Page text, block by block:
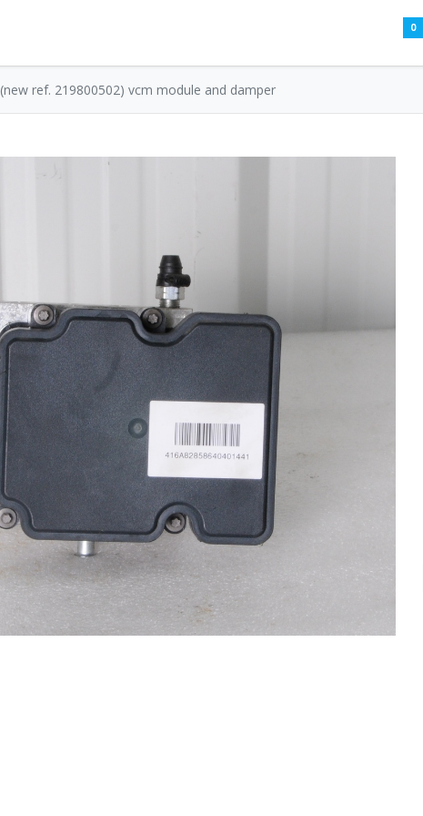
0
(new ref. 219800502) vcm module and damper